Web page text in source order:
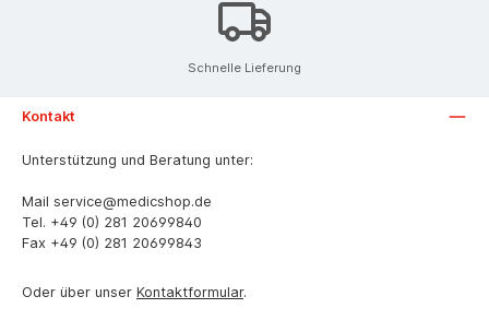
Schnelle Lieferung
Kontakt
Unterstützung und Beratung unter:
Mail service@medicshop.de
Tel. +49 (0) 281 20699840
Fax +49 (0) 281 20699843
Oder über unser Kontaktformular.